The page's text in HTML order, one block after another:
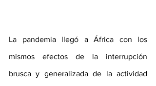
La pandemia llegó a África con los
mismos efectos de la interrupción
brusca y generalizada de la actividad